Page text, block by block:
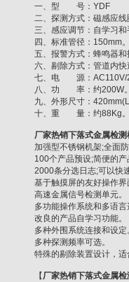
一、型 号：YDF
二、探测方式：磁感应线
三、感应调节：自学习
四、标准管径：150mm
五、报警方式：蜂鸣器
六、剔除方式：管道内快
七、电 源：AC110V/
八、功 率：约200W
九、外形尺寸：
十、重 量：约88Kg
厂家热销下落式金属检测
加强型不锈钢机架;全面
100个产品预设;简便的
2000条分选日志;可以快
基于触摸屏的友好操作界
高速金属信号检测单元。
多功能操作系统和多语言
改良的产品自学习功能。
多种外围系统连接和设定
多种探测频率可选。
特殊的剔除装置设计，
【 厂家热销下落式金属检